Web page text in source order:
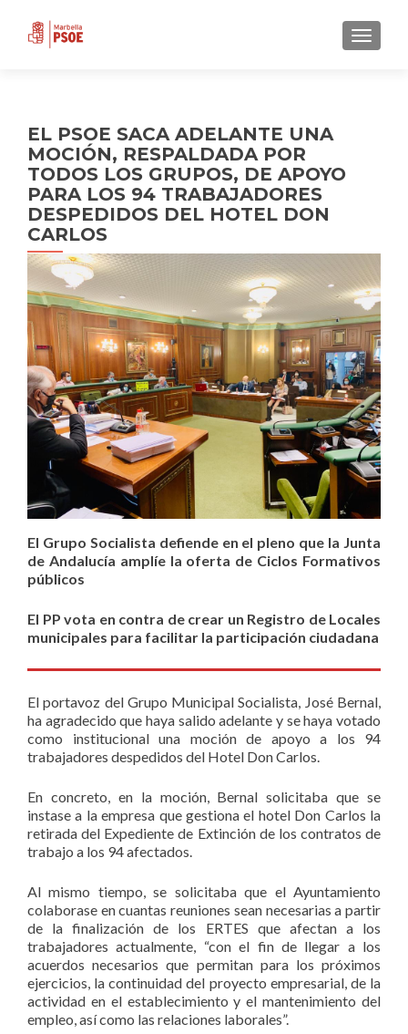
EL PSOE SACA ADELANTE UNA
MOCIÓN, RESPALDADA POR
TODOS LOS GRUPOS, DE APOYO
PARA LOS 94 TRABAJADORES
DESPEDIDOS DEL HOTEL DON
CARLOS
El Grupo Socialista defiende en el pleno que la Junta
de Andalucía amplíe la oferta de Ciclos Formativos
públicos
El PP vota en contra de crear un Registro de Locales
municipales para facilitar la participación ciudadana
El portavoz del Grupo Municipal Socialista, José Bernal,
ha agradecido que haya salido adelante y se haya votado
como institucional una moción de apoyo a los 94
trabajadores despedidos del Hotel Don Carlos.
En concreto, en la moción, Bernal solicitaba que se
instase a la empresa que gestiona el hotel Don Carlos la
retirada del Expediente de Extinción de los contratos de
trabajo a los 94 afectados.
Al mismo tiempo, se solicitaba que el Ayuntamiento
colaborase en cuantas reuniones sean necesarias a partir
de la finalización de los ERTES que afectan a los
trabajadores actualmente, “con el fin de llegar a los
acuerdos necesarios que permitan para los próximos
ejercicios, la continuidad del proyecto empresarial, de la
actividad en el establecimiento y el mantenimiento del
empleo, así como las relaciones laborales”.